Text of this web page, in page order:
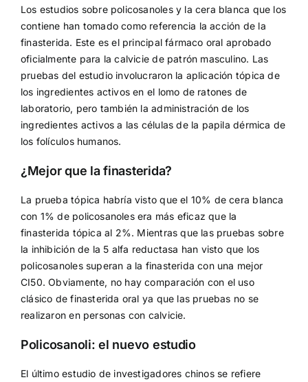
Los estudios sobre policosanoles y la cera blanca que los
contiene han tomado como referencia la acción de la
finasterida. Este es el principal fármaco oral aprobado
oficialmente para la calvicie de patrón masculino. Las
pruebas del estudio involucraron la aplicación tópica de
los ingredientes activos en el lomo de ratones de
laboratorio, pero también la administración de los
ingredientes activos a las células de la papila dérmica de
los folículos humanos.
¿Mejor que la finasterida?
La prueba tópica habría visto que el 10% de cera blanca
con 1% de policosanoles era más eficaz que la
finasterida tópica al 2%. Mientras que las pruebas sobre
la inhibición de la 5 alfa reductasa han visto que los
policosanoles superan a la finasterida con una mejor
CI50. Obviamente, no hay comparación con el uso
clásico de finasterida oral ya que las pruebas no se
realizaron en personas con calvicie.
Policosanoli: el nuevo estudio
El último estudio de investigadores chinos se refiere